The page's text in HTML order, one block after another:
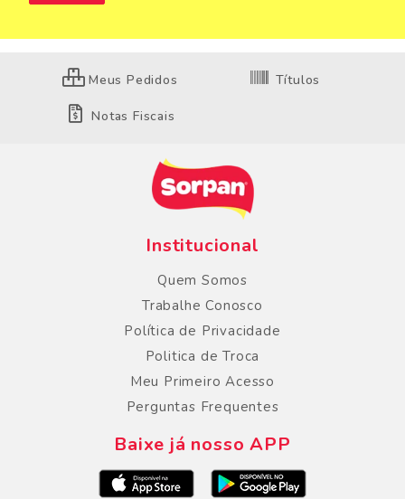
Meus Pedidos Títulos
Notas Fiscais
Institucional
Quem Somos
Trabalhe Conosco
Política de Privacidade
Politica de Troca
Meu Primeiro Acesso
Perguntas Frequentes
Baixe já nosso APP